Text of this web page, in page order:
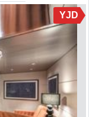
YJD